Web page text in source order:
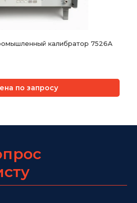
калибратор 7526A
по запросу